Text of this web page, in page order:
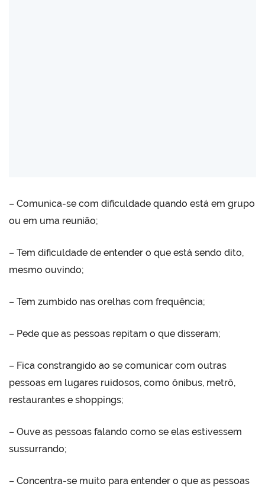
– Comunica-se com dificuldade quando está em grupo
ou em uma reunião;
– Tem dificuldade de entender o que está sendo dito,
mesmo ouvindo;
– Tem zumbido nas orelhas com frequência;
– Pede que as pessoas repitam o que disseram;
– Fica constrangido ao se comunicar com outras
pessoas em lugares ruidosos, como ônibus, metrô,
restaurantes e shoppings;
– Ouve as pessoas falando como se elas estivessem
sussurrando;
– Concentra-se muito para entender o que as pessoas